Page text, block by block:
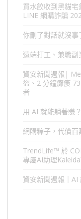
買水餃收到黑貓
LINE 網購詐騙
你刪了對話就沒
遠端打工、兼職
資安新聞週報|
盜、2 分鐘癱瘓
者
用 AI 就能躺著賺
網購粽子，代價
TrendLife™ 於
專屬AI助理
資安新聞週報｜